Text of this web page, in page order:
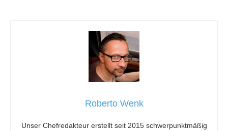
Roberto Wenk
Unser Chefredakteur erstellt seit 2015 schwerpunktmäßig